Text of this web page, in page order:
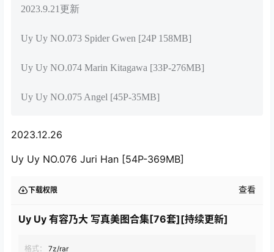
2023.9.21更新
Uy Uy NO.073 Spider Gwen [24P 158MB]
Uy Uy NO.074 Marin Kitagawa [33P-276MB]
Uy Uy NO.075 Angel [45P-35MB]
2023.12.26
Uy Uy NO.076 Juri Han [54P-369MB]
下载权限 查看
Uy Uy 有容乃大 写真美图合集[76套][持续更新]
格式：
7z/rar